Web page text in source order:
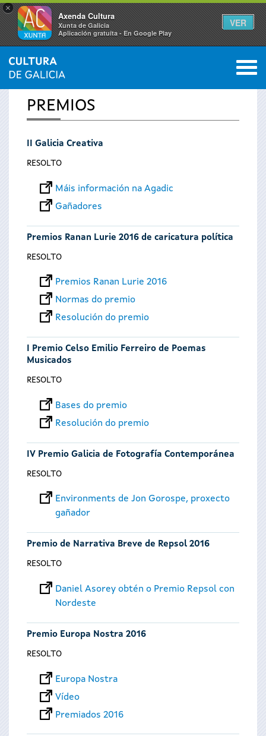
×
Axenda Cultura
Xunta de Galicia
Aplicación gratuíta - En Google Play
VER
Vostede
está
aquí
INICIO 0
PREMIOS
II Galicia Creativa
RESOLTO
Máis información na Agadic
Gañadores
Premios Ranan Lurie 2016 de caricatura política
RESOLTO
Premios Ranan Lurie 2016
Normas do premio
Resolución do premio
I Premio Celso Emilio Ferreiro de Poemas
Musicados
RESOLTO
Bases do premio
Resolución do premio
IV Premio Galicia de Fotografía Contemporánea
RESOLTO
Environments de Jon Gorospe, proxecto
gañador
Premio de Narrativa Breve de Repsol 2016
RESOLTO
Daniel Asorey obtén o Premio Repsol con
Nordeste
Premio Europa Nostra 2016
RESOLTO
Europa Nostra
Vídeo
Premiados 2016